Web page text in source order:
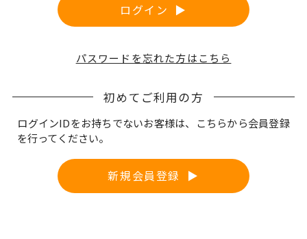
THE KAHALA Bath Amenities
提携ブランド
SWISS PERFECTION
ログイン
パスワードを忘れた方はこちら
初めてご利用の方
ログインIDをお持ちでないお客様は、こちらから会員登録
を行ってください。
新規会員登録